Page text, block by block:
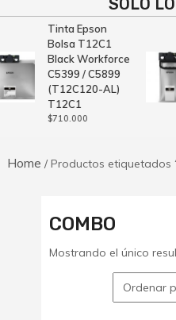
SOLO
Tinta Epson
Bolsa T12C1
Black Workforce
C5399 / C5899
(T12C120-AL)
T12C1
$710.000
Home / Productos etiquetados
COMBO
Mostrando el único